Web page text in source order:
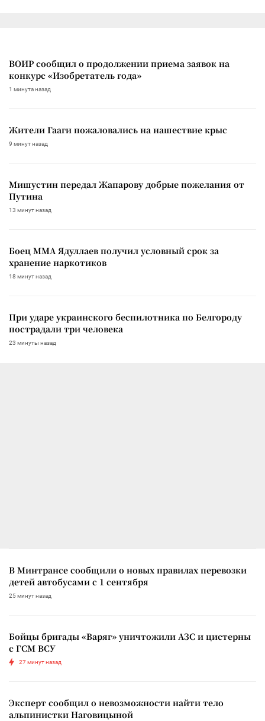
ВОИР сообщил о продолжении приема заявок на
конкурс «Изобретатель года»
1 минута назад
Жители Гааги пожаловались на нашествие крыс
9 минут назад
Мишустин передал Жапарову добрые пожелания от
Путина
13 минут назад
Боец ММА Ядуллаев получил условный срок за
хранение наркотиков
18 минут назад
При ударе украинского беспилотника по Белгороду
пострадали три человека
23 минуты назад
В Минтрансе сообщили о новых правилах перевозки
детей автобусами с 1 сентября
25 минут назад
Бойцы бригады «Варяг» уничтожили АЗС и цистерны
с ГСМ ВСУ
27 минут назад
Эксперт сообщил о невозможности найти тело
альпинистки Наговицыной